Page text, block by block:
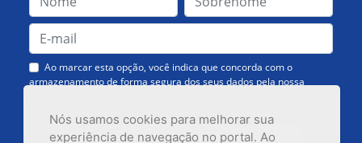
Nós usamos cookies para melhorar sua
experiência de navegação no portal. Ao
Ao marcar esta opção, você indica que concorda com o
armazenamento de forma segura dos seus dados pela nossa